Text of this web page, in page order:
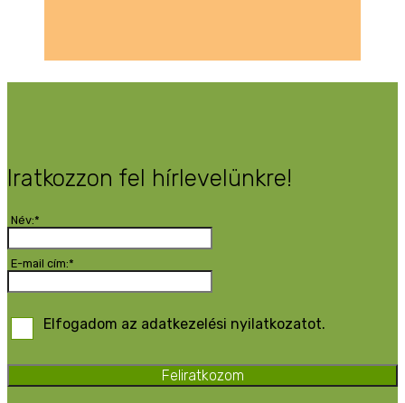
Iratkozzon fel hírlevelünkre!
Név:*
E-mail cím:*
Elfogadom az adatkezelési nyilatkozatot.
Feliratkozom